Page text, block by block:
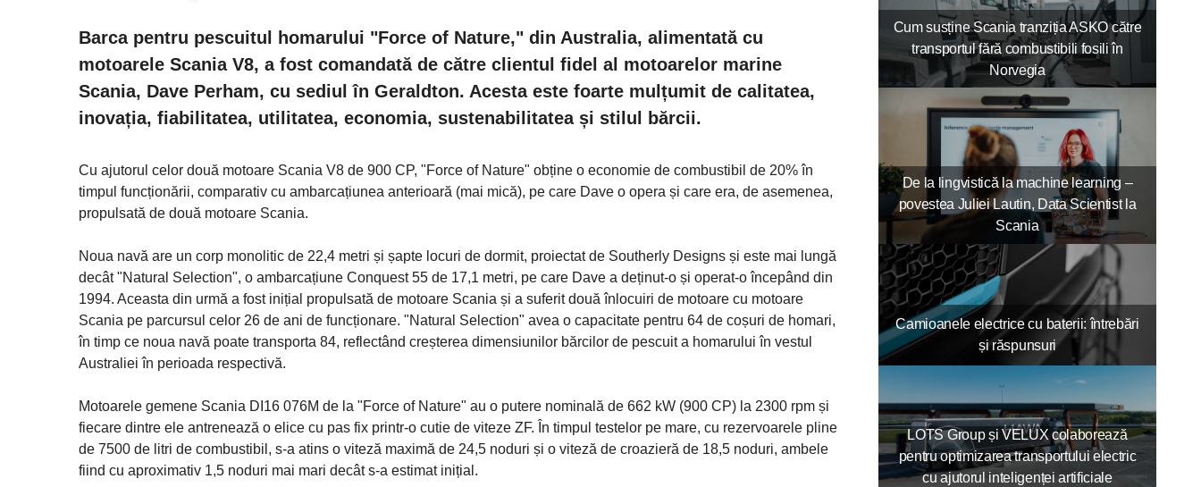
Barca pentru pescuitul homarului "Force of Nature," din Australia, alimentată cu
motoarele Scania V8, a fost comandată de către clientul fidel al motoarelor marine
Scania, Dave Perham, cu sediul în Geraldton. Acesta este foarte mulțumit de calitatea,
inovația, fiabilitatea, utilitatea, economia, sustenabilitatea și stilul bărcii.
Cu ajutorul celor două motoare Scania V8 de 900 CP, "Force of Nature" obține o economie de combustibil de 20% în
timpul funcționării, comparativ cu ambarcațiunea anterioară (mai mică), pe care Dave o opera și care era, de asemenea,
propulsată de două motoare Scania.
Noua navă are un corp monolitic de 22,4 metri și șapte locuri de dormit, proiectat de Southerly Designs și este mai lungă
decât "Natural Selection", o ambarcațiune Conquest 55 de 17,1 metri, pe care Dave a deținut-o și operat-o începând din
1994. Aceasta din urmă a fost inițial propulsată de motoare Scania și a suferit două înlocuiri de motoare cu motoare
Scania pe parcursul celor 26 de ani de funcționare. "Natural Selection" avea o capacitate pentru 64 de coșuri de homari,
în timp ce noua navă poate transporta 84, reflectând creșterea dimensiunilor bărcilor de pescuit a homarului în vestul
Australiei în perioada respectivă.
Motoarele gemene Scania DI16 076M de la "Force of Nature" au o putere nominală de 662 kW (900 CP) la 2300 rpm și
fiecare dintre ele antrenează o elice cu pas fix printr-o cutie de viteze ZF. În timpul testelor pe mare, cu rezervoarele pline
de 7500 de litri de combustibil, s-a atins o viteză maximă de 24,5 noduri și o viteză de croazieră de 18,5 noduri, ambele
fiind cu aproximativ 1,5 noduri mai mari decât s-a estimat inițial.
Cum susține Scania tranziția ASKO către
transportul fără combustibili fosili în
Norvegia
De la lingvistică la machine learning –
povestea Juliei Lautin, Data Scientist la
Scania
Camioanele electrice cu baterii: întrebări
și răspunsuri
LOTS Group și VELUX colaborează
pentru optimizarea transportului electric
cu ajutorul inteligenței artificiale